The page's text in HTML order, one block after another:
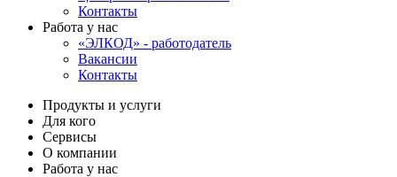
Контакты
Работа у нас
«ЭЛКОД» - работодатель
Вакансии
Контакты
Продукты и услуги
Для кого
Сервисы
О компании
Работа у нас